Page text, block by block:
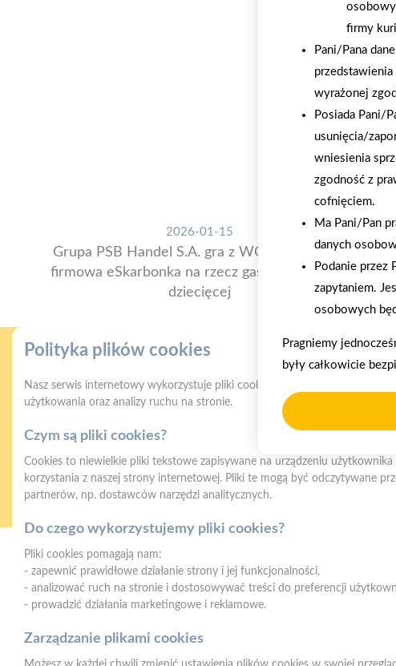
2026-01-15
Grupa PSB Handel S.A. gra z WOŚP. Powstała
firmowa eSkarbonka na rzecz gastroenterologii
dziecięcej
Gwarancja jakości
naszych produktów
Strzelno
ul. Św. Ducha 12, 88-320 Strzelno (parking,
Michelsona 19)
firmy
Pani/Pana
wyrażonej
Posiada Pani/
usunięcia/
wniesienia
zgodność z
cofnięciem.
Ma Pani/Pan
danych
Podanie przez
zapytaniem.
osobowych
Pragniemy
były całkowicie
Polityka plików cookies
Nasz serwis internetowy wykorzystuje pliki cookies w celu zapewnienia
użytkowania oraz analizy ruchu na stronie.
Czym są pliki cookies?
Cookies to niewielkie pliki tekstowe zapisywane na urządzeniu
korzystania z naszej strony internetowej. Pliki te mogą być odczytywane
partnerów, np. dostawców narzędzi analitycznych.
Do czego wykorzystujemy pliki cookies?
Pliki cookies pomagają nam:
- zapewnić prawidłowe działanie strony i jej funkcjonalności,
- analizować ruch na stronie i dostosowywać treści do preferencji
- prowadzić działania marketingowe i reklamowe.
Zarządzanie plikami cookies